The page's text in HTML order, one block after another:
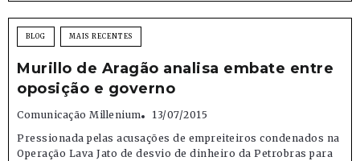
BLOG MAIS RECENTES
Murillo de Aragão analisa embate entre
oposição e governo
Comunicação Millenium
13/07/2015
Pressionada pelas acusações de empreiteiros condenados na
Operação Lava Jato de desvio de dinheiro da Petrobras para